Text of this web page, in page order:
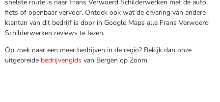
snelste route is naar Frans Verwoerd Schilderwerken met de auto,
fiets of openbaar vervoer. Ontdek ook wat de ervaring van andere
klanten van dit bedrijf is door in Google Maps alle Frans Verwoerd
Schilderwerken reviews te lezen.
Op zoek naar een meer bedrijven in de regio? Bekijk dan onze
uitgebreide bedrijvengids van Bergen op Zoom.